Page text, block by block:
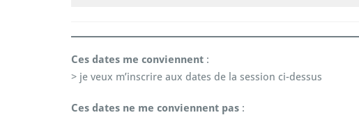
Ces dates me conviennent :
> je veux m’inscrire aux dates de la session ci-dessus
Ces dates ne me conviennent pas :